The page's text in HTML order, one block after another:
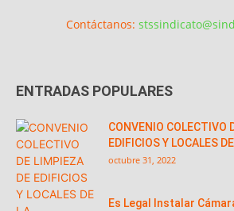
Contáctanos:
ENTRADAS POPULARES
CONVENIO COLECTIVO
EDIFICIOS Y LOCALES
octubre 31, 2022
Es Legal Instalar